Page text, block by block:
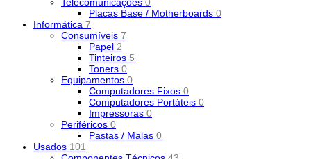
Placas Base / Motherboards 0
Informática 7
Consumíveis 7
Papel 2
Tinteiros 5
Toners 0
Equipamentos 0
Computadores Fixos 0
Computadores Portáteis 0
Impressoras 0
Periféricos 0
Pastas / Malas 0
Usados 101